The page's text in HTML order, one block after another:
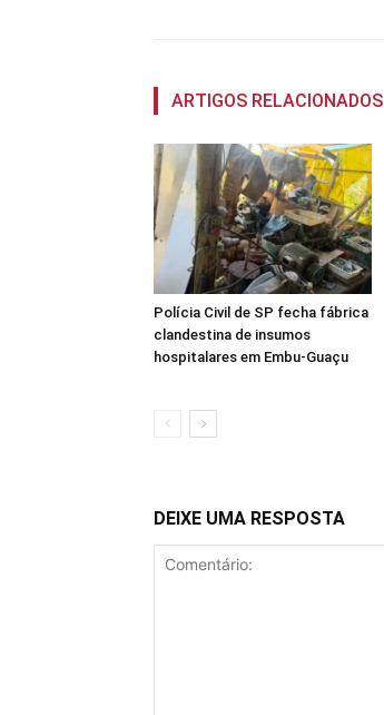
ARTIGOS RELACIONADOS
Polícia Civil de SP fecha fábrica
clandestina de insumos
hospitalares em Embu-Guaçu
DEIXE UMA RESPOSTA